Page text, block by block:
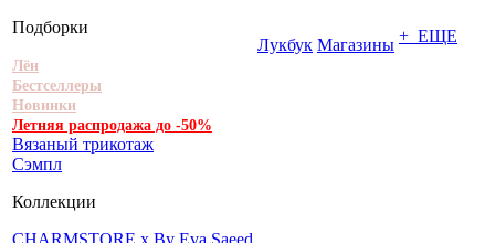
Подборки
Лён
Бестселлеры
Новинки
Летняя распродажа до -50%
Вязаный трикотаж
Сэмпл
Коллекции
CHARMSTORE х By Eva Saeed
Лукбук Магазины + ЕЩЕ